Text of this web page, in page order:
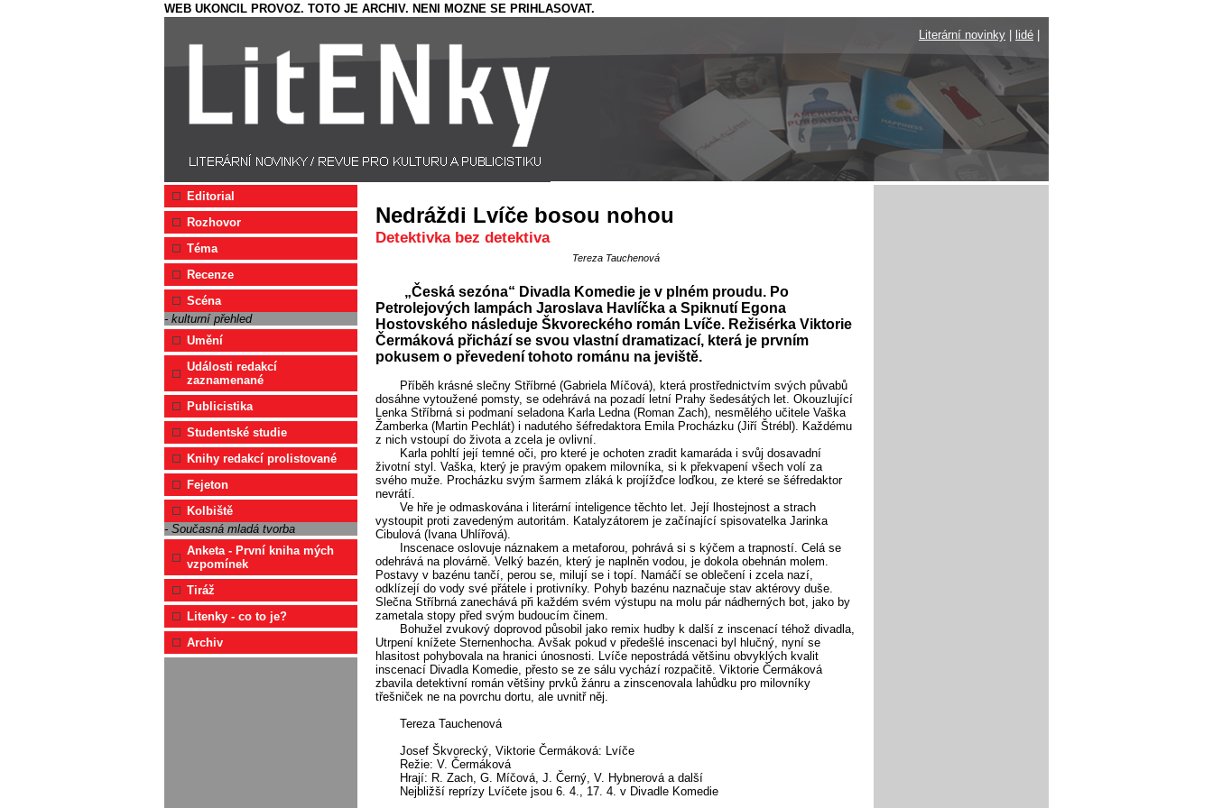
WEB UKONCIL PROVOZ. TOTO JE ARCHIV. NENI MOZNE SE PRIHLASOVAT.
Literární novinky
lidé
Editorial
Rozhovor
Téma
Recenze
Scéna
- kulturní přehled
Umění
Události redakcí
zaznamenané
Publicistika
Studentské studie
Knihy redakcí prolistované
Fejeton
Kolbiště
- Současná mladá tvorba
Anketa - První kniha mých
vzpomínek
Tiráž
Litenky - co to je?
Archiv
Nedráždi Lvíče bosou nohou
Detektivka bez detektiva
Tereza Tauchenová
„Česká sezóna“ Divadla Komedie je v plném proudu. Po
Petrolejových lampách Jaroslava Havlíčka a Spiknutí Egona
Hostovského následuje Škvoreckého román Lvíče. Režisérka Viktorie
Čermáková přichází se svou vlastní dramatizací, která je prvním
pokusem o převedení tohoto románu na jeviště.
Příběh krásné slečny Stříbrné (Gabriela Míčová), která prostřednictvím svých půvabů
dosáhne vytoužené pomsty, se odehrává na pozadí letní Prahy šedesátých let. Okouzlující
Lenka Stříbrná si podmaní seladona Karla Ledna (Roman Zach), nesmělého učitele Vaška
Žamberka (Martin Pechlát) i nadutého šéfredaktora Emila Procházku (Jiří Štrébl). Každému
z nich vstoupí do života a zcela je ovlivní.
Karla pohltí její temné oči, pro které je ochoten zradit kamaráda i svůj dosavadní
životní styl. Vaška, který je pravým opakem milovníka, si k překvapení všech volí za
svého muže. Procházku svým šarmem zláká k projížďce loďkou, ze které se šéfredaktor
nevrátí.
Ve hře je odmaskována i literární inteligence těchto let. Její lhostejnost a strach
vystoupit proti zavedeným autoritám. Katalyzátorem je začínající spisovatelka Jarinka
Cibulová (Ivana Uhlířová).
Inscenace oslovuje náznakem a metaforou, pohrává si s kýčem a trapností. Celá se
odehrává na plovárně. Velký bazén, který je naplněn vodou, je dokola obehnán molem.
Postavy v bazénu tančí, perou se, milují se i topí. Namáčí se oblečení i zcela nazí,
odklízejí do vody své přátele i protivníky. Pohyb bazénu naznačuje stav aktérovy duše.
Slečna Stříbrná zanechává při každém svém výstupu na molu pár nádherných bot, jako by
zametala stopy před svým budoucím činem.
Bohužel zvukový doprovod působil jako remix hudby k další z inscenací téhož divadla,
Utrpení knížete Sternenhocha. Avšak pokud v předešlé inscenaci byl hlučný, nyní se
hlasitost pohybovala na hranici únosnosti. Lvíče nepostrádá většinu obvyklých kvalit
inscenací Divadla Komedie, přesto se ze sálu vychází rozpačitě. Viktorie Čermáková
zbavila detektivní román většiny prvků žánru a zinscenovala lahůdku pro milovníky
třešniček ne na povrchu dortu, ale uvnitř něj.
Tereza Tauchenová
Josef Škvorecký, Viktorie Čermáková: Lvíče
Režie: V. Čermáková
Hrají: R. Zach, G. Míčová, J. Černý, V. Hybnerová a další
Nejbližší reprízy Lvíčete jsou 6. 4., 17. 4. v Divadle Komedie